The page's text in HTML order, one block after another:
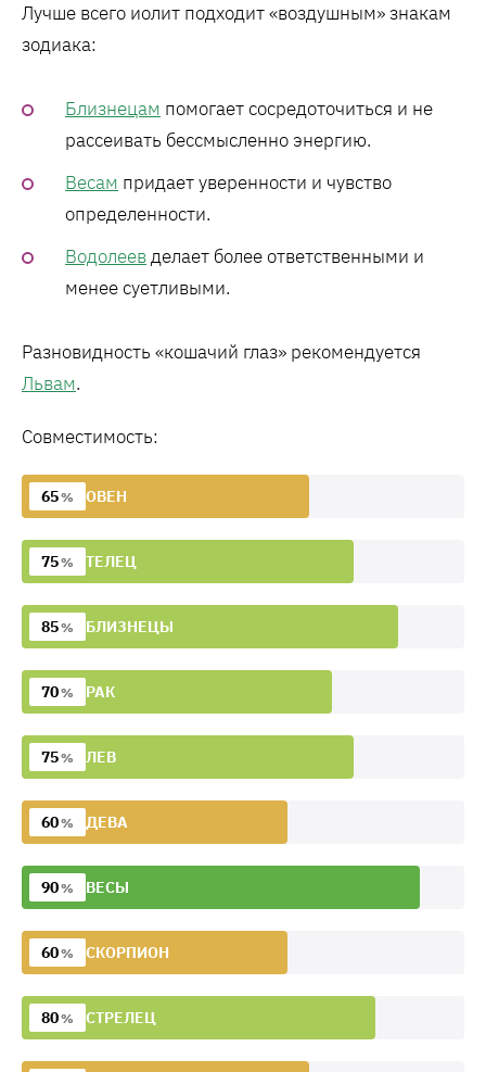
Лучше всего иолит подходит «воздушным» знакам
зодиака:
Близнецам помогает сосредоточиться и не
рассеивать бессмысленно энергию.
Весам придает уверенности и чувство
определенности.
Водолеевделает более ответственными и
менее суетливыми.
Разновидность «кошачий глаз» рекомендуется
Львам.
Совместимость:
65% ОВЕН
75% ТЕЛЕЦ
85% БЛИЗНЕЦЫ
70% РАК
75% ЛЕВ
60% ДЕВА
90% ВЕСЫ
60% СКОРПИОН
80% СТРЕЛЕЦ